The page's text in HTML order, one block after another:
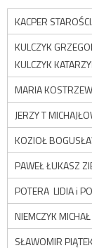
KACPER
KULCZYK
KULCZYK
MARIA
JERZY T
KOZIOŁ
PAWEŁ ŁUKASZ
POTERA LIDIA i
NIEMCZYK MICHAŁ
SŁAWOMIR